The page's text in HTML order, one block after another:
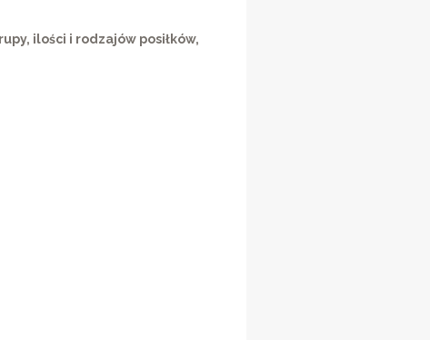
ilości i rodzajów posiłków,